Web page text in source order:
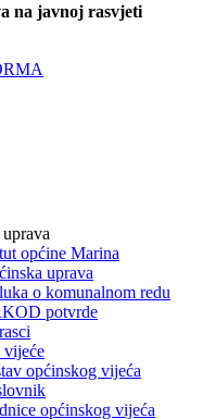
na javnoj rasvjeti
općine Marina
uprava
o komunalnom redu
potvrde
vijeće
općinskog vijeća
općinskog vijeća